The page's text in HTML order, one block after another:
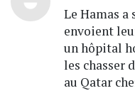
Le Hamas
envoient
un hôpital
les chasser
au Qatar